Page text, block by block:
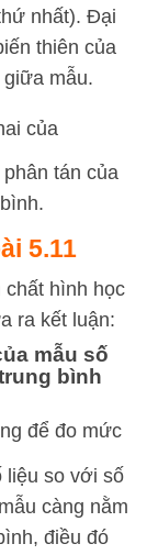
nhất). Đại
thiên của
mẫu.
của
tán của
5.11
chất hình học
ra kết luận:
mẫu số
bình
để đo mức
liệu so với số
càng nằm
điều đó